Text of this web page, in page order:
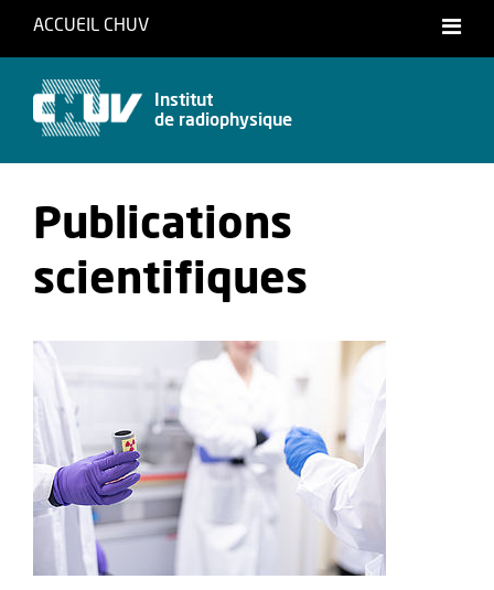
ACCUEIL CHUV
Institut
de radiophysique
Publications
scientifiques